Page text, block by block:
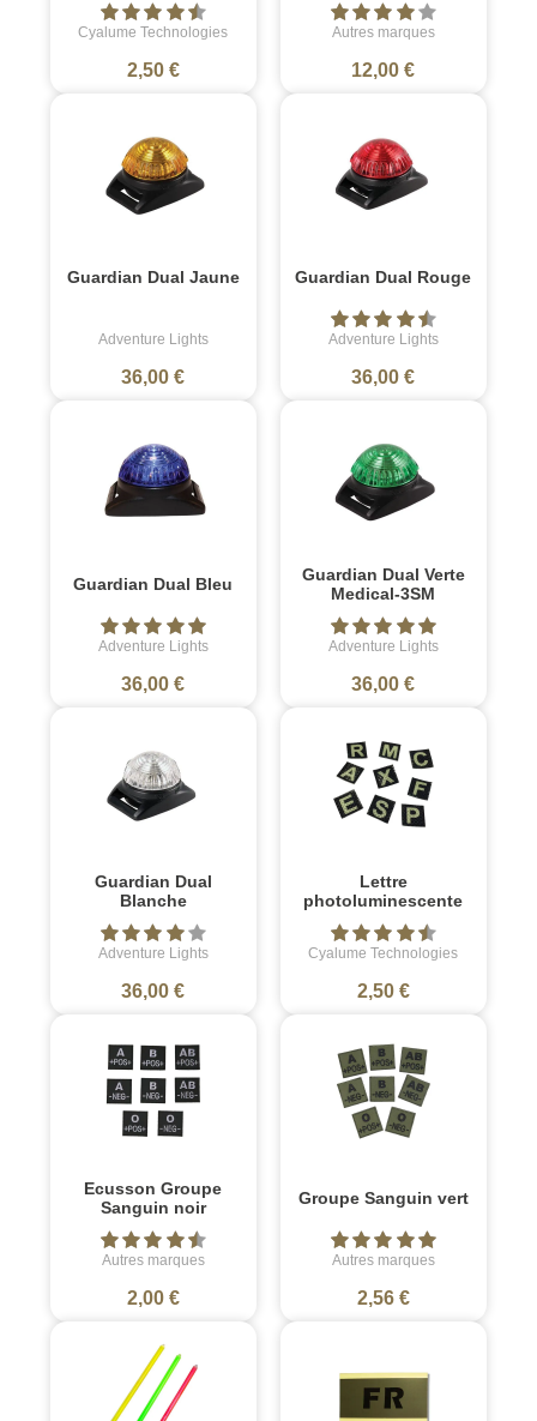
Cyalume Technologies
2,50 €
Autres marques
12,00 €
Guardian Dual Jaune
Adventure Lights
36,00 €
Guardian Dual Rouge
Adventure Lights
36,00 €
Guardian Dual Bleu
Adventure Lights
36,00 €
Guardian Dual Verte
Medical-3SM
Adventure Lights
36,00 €
Guardian Dual
Blanche
Adventure Lights
36,00 €
Lettre
photoluminescente
Cyalume Technologies
2,50 €
Ecusson Groupe
Sanguin noir
Autres marques
2,00 €
Groupe Sanguin vert
Autres marques
2,56 €